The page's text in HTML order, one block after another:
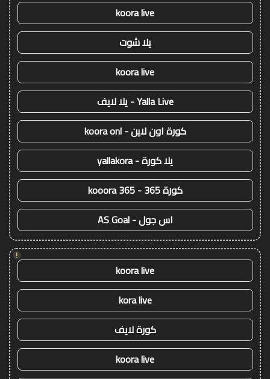
koora live
يلا شوت
koora live
Yalla Live - يلا لايف
كورة اون لاين - koora onl
يلا كورة - yallakora
كورة 365 - kooora 365
اس جول - AS Goal
!
koora live
kora live
كورة لايف
koora live